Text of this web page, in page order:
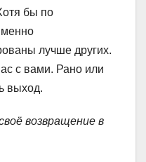
бы по
лучше других.
с вами. Рано или
выход.
возвращение в